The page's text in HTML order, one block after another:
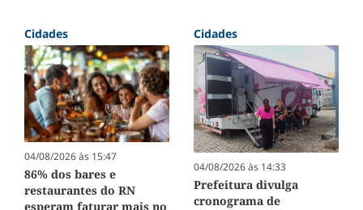
Cidades
04/08/2026 às 15:47
86% dos bares e
restaurantes do RN
esperam faturar mais no
Cidades
04/08/2026 às 14:33
Prefeitura divulga
cronograma de